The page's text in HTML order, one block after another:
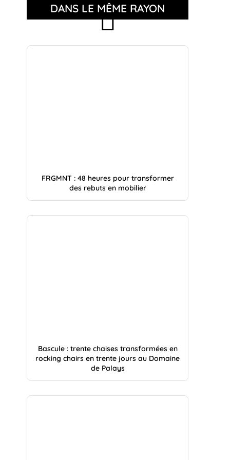
DANS LE MÊME RAYON
FRGMNT : 48 heures pour transformer
des rebuts en mobilier
Bascule : trente chaises transformées en
rocking chairs en trente jours au Domaine
de Palays